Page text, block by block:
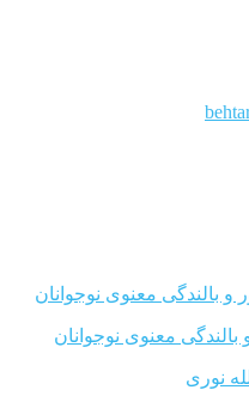
بالندگی معنوی نوجوانان